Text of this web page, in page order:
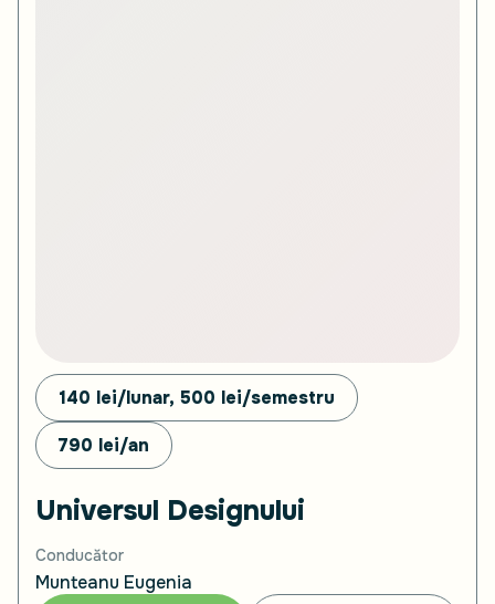
140 lei/lunar, 500 lei/semestru
790 lei/an
Universul Designului
Conducător
Munteanu Eugenia